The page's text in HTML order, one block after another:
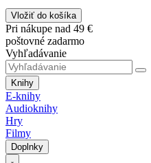
Vložiť do košíka
Pri nákupe nad 49 €
poštovné zadarmo
Vyhľadávanie
Knihy
E-knihy
Audioknihy
Hry
Filmy
Doplnky